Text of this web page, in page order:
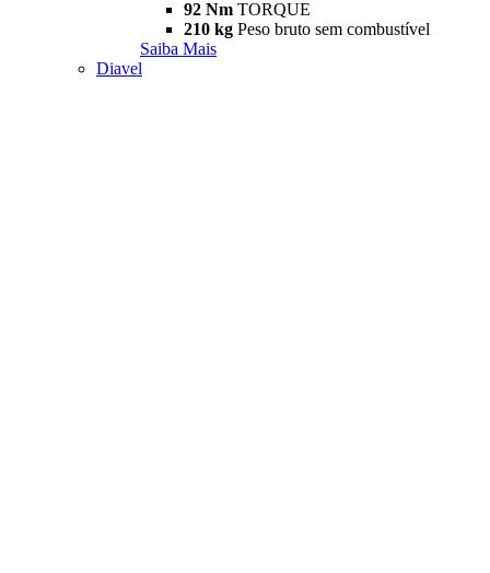
92 Nm TORQUE
210 kg Peso bruto sem combustível
Saiba Mais
Diavel